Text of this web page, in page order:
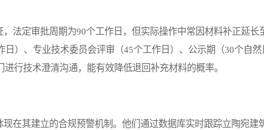
定审批周期为90个工作日，但实际操作中常因材料补正延长
）、专业技术委员会评审（45个工作日）、公示期（30个自然
行技术澄清沟通，能有效降低退回补充材料的概率。
其建立的合规预警机制。他们通过数据库实时跟踪立陶宛建